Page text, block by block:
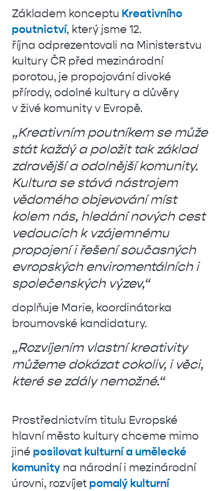
Základem konceptu Kreativního
poutnictví, který jsme 12.
října odprezentovali na Ministerstvu
kultury ČR před mezinárodní
porotou, je propojování divoké
přírody, odolné kultury a důvěry
v živé komunity v Evropě.
„Kreativním poutníkem se může
stát každý a položit tak základ
zdravější a odolnější komunity.
Kultura se stává nástrojem
vědomého objevování míst
kolem nás, hledání nových cest
vedoucích k vzájemnému
propojení i řešení současných
evropských enviromentálních i
společenských výzev,“
doplňuje Marie, koordinátorka
broumovské kandidatury.
„Rozvíjením vlastní kreativity
můžeme dokázat cokoliv, i věci,
které se zdály nemožné.“
Prostřednictvím titulu Evropské
hlavní město kultury chceme mimo
jiné posilovat kulturní a umělecké
komunity na národní i mezinárodní
úrovni, rozvíjet pomalý kulturní